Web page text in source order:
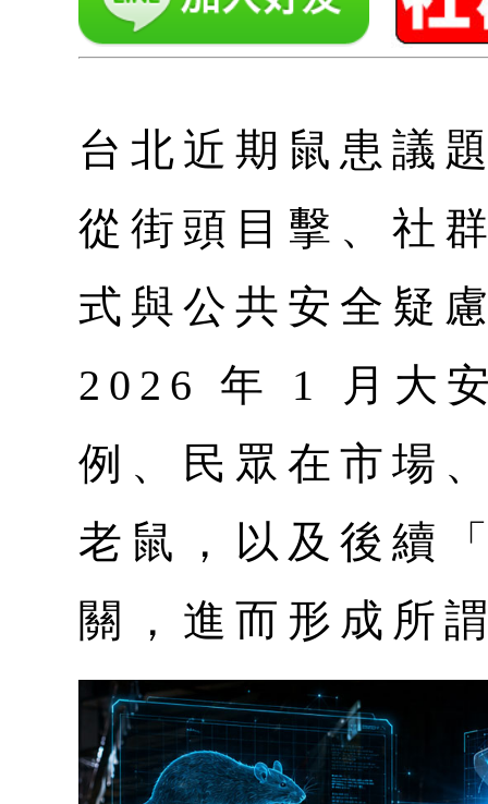
台北近期鼠患議
從街頭目擊、社
式與公共安全疑
2026 年 1 月大
例、民眾在市場
老鼠，以及後續
關，進而形成所